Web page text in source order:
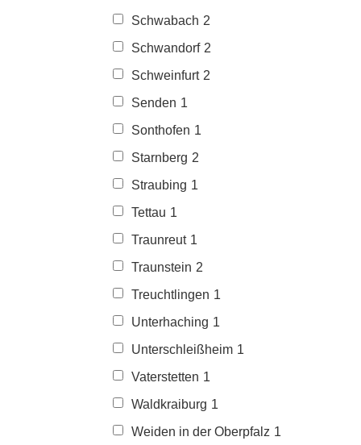
Schwabach 2
Schwandorf 2
Schweinfurt 2
Senden 1
Sonthofen 1
Starnberg 2
Straubing 1
Tettau 1
Traunreut 1
Traunstein 2
Treuchtlingen 1
Unterhaching 1
Unterschleißheim 1
Vaterstetten 1
Waldkraiburg 1
Weiden in der Oberpfalz 1